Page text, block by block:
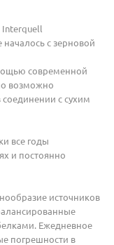
началось с зерновой
современной
возможно
соединении с сухим
все годы
и постоянно
источников
Ежедневное
погрешности в